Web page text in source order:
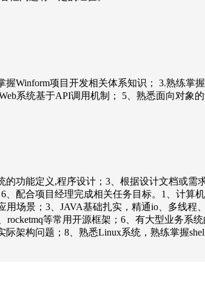
Winform项目开发相关体系知识； 3.熟练掌
系统基于API调用机制； 5、熟悉面向对象
功能定义,程序设计；3、根据设计文档或
配合项目经理完成相关任务目标。1、计算
场景；3、JAVA基础扎实，精通io、多线
rocketmq等常用开源框架；6、有大型业务
架构问题；8、熟悉Linux系统，熟练掌握